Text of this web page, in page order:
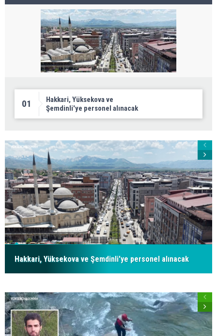
01
Hakkari, Yüksekova ve
Şemdinli'ye personel alınacak
Hakkari, Yüksekova ve Şemdinli'ye personel alınacak